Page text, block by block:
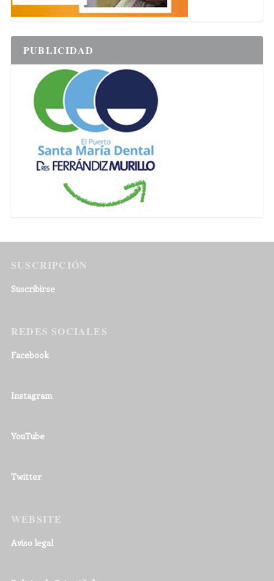
PUBLICIDAD
SUSCRIPCIÓN
Suscribirse
REDES SOCIALES
Facebook
Instagram
YouTube
Twitter
WEBSITE
Aviso legal